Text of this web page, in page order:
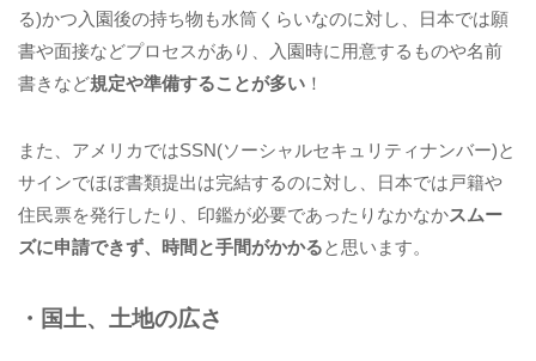
る)かつ入園後の持ち物も水筒くらいなのに対し、日本では願
書や面接などプロセスがあり、入園時に用意するものや名前
書きなど規定や準備することが多い ！
また、アメリカではSSN(ソーシャルセキュリティナンバー)と
サインでほぼ書類提出は完結するのに対し、日本では戸籍や
住民票を発行したり、印鑑が必要であったりなかなかスムー
ズに申請できず、時間と手間がかかると思います。
・国土、土地の広さ